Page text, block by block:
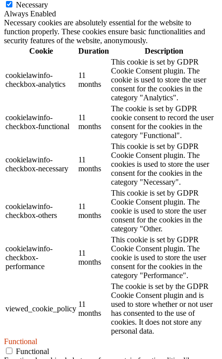
Necessary
Always Enabled
Necessary cookies are absolutely essential for the website to
function properly. These cookies ensure basic functionalities and
security features of the website, anonymously.
Cookie
Duration Description
cookielawinfo-
checkbox-analytics
11
months
This cookie is set by GDPR
Cookie Consent plugin. The
cookie is used to store the user
consent for the cookies in the
category "Analytics".
cookielawinfo-
checkbox-functional
11
months
The cookie is set by GDPR
cookie consent to record the user
consent for the cookies in the
category "Functional".
cookielawinfo-
checkbox-necessary
11
months
This cookie is set by GDPR
Cookie Consent plugin. The
cookies is used to store the user
consent for the cookies in the
category "Necessary".
cookielawinfo-
checkbox-others
11
months
This cookie is set by GDPR
Cookie Consent plugin. The
cookie is used to store the user
consent for the cookies in the
category "Other.
cookielawinfo-
checkbox-
performance
11
months
This cookie is set by GDPR
Cookie Consent plugin. The
cookie is used to store the user
consent for the cookies in the
category "Performance".
viewed_cookie_policy
11
months
The cookie is set by the GDPR
Cookie Consent plugin and is
used to store whether or not user
has consented to the use of
cookies. It does not store any
personal data.
Functional
Functional